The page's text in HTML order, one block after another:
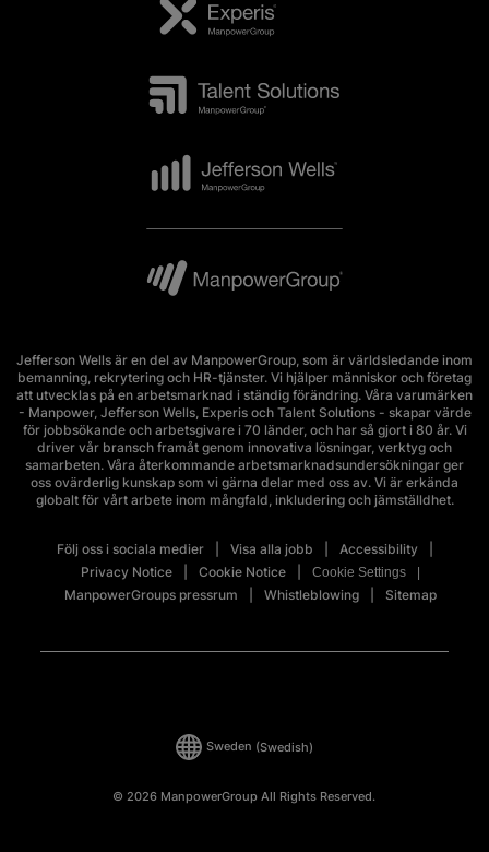
Jefferson Wells är en del av ManpowerGroup, som är världsledande inom
bemanning, rekrytering och HR-tjänster. Vi hjälper människor och företag
att utvecklas på en arbetsmarknad i ständig förändring. Våra varumärken
- Manpower, Jefferson Wells, Experis och Talent Solutions - skapar värde
för jobbsökande och arbetsgivare i 70 länder, och har så gjort i 80 år. Vi
driver vår bransch framåt genom innovativa lösningar, verktyg och
samarbeten. Våra återkommande arbetsmarknadsundersökningar ger
oss ovärderlig kunskap som vi gärna delar med oss av. Vi är erkända
globalt för vårt arbete inom mångfald, inkludering och jämställdhet.
Följ oss i sociala medier Visa alla jobb
Accessibility
Privacy Notice
Cookie Notice Cookie Settings
ManpowerGroups pressrum Whistleblowing Sitemap
© 2026 ManpowerGroup All Rights Reserved.
Sweden (Swedish)